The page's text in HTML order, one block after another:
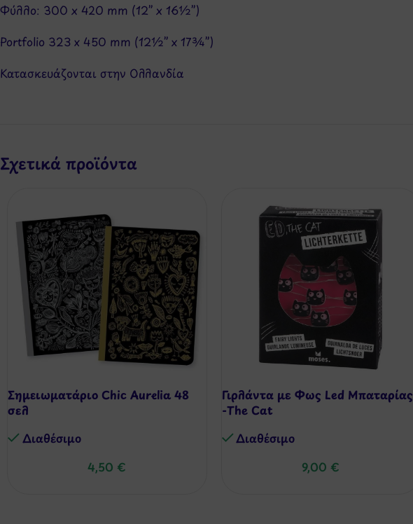
Φύλλο: 300 x 420 mm (12” x 16½”)
Portfolio 323 x 450 mm (12½” x 17¾”)
Κατασκευάζονται στην Ολλανδία
Σχετικά προϊόντα
Σημειωματάριο Chic Aurelia 48
σελ
Διαθέσιμo
4,50€
Γιρλάντα με Φως Led Μπαταρίας
-The Cat
Διαθέσιμo
9,00€